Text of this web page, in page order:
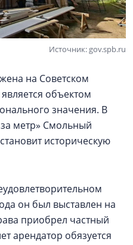
Источник: gov.spb.ru
на Советском
объектом
значения. В
метр» Смольный
историческую
он был выставлен на
приобрел частный
арендатор обязуется